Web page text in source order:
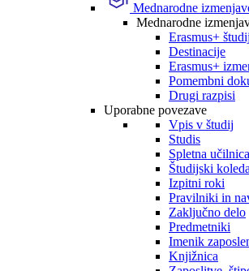
Mednarodne
Mednarodne
Erasmus+
Destinacije
Erasmus+
Pomembni
Drugi razpisi
Uporabne povezave
Vpis v študij
Studis
Spletna
Študijski
Izpitni roki
Pravilniki in
Zaključno delo
Predmetniki
Imenik
Knjižnica